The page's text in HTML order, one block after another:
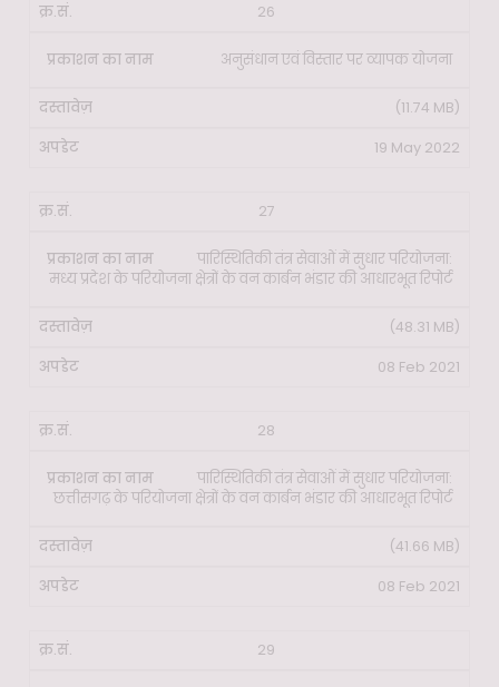
26
अनुसंधान एवं विस्तार पर व्यापक योजना
(11.74 MB)
19 May 2022
27
पारिस्थितिकी तंत्र सेवाओं में सुधार परियोजना:
मध्य प्रदेश के परियोजना क्षेत्रों के वन कार्बन भंडार की आधारभूत रिपोर्ट
(48.31 MB)
08 Feb 2021
28
पारिस्थितिकी तंत्र सेवाओं में सुधार परियोजना:
छत्तीसगढ़ के परियोजना क्षेत्रों के वन कार्बन भंडार की आधारभूत रिपोर्ट
(41.66 MB)
08 Feb 2021
29